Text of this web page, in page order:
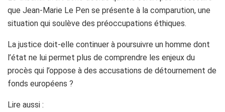
que Jean-Marie Le Pen se présente à la comparution, une
situation qui soulève des préoccupations éthiques.
La justice doit-elle continuer à poursuivre un homme dont
l’état ne lui permet plus de comprendre les enjeux du
procès qui l’oppose à des accusations de détournement de
fonds européens ?
Lire aussi :